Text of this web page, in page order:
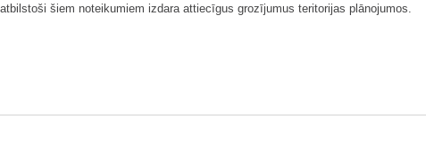
šiem noteikumiem izdara attiecīgus grozījumus teritorijas plānojumos.